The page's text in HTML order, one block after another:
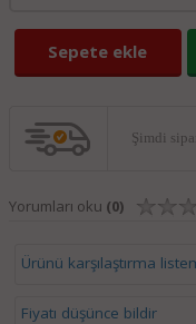
Sepete ekle
Şimdi
Yorumları oku (0)
Ürünü karşılaştırma
Fiyatı düşünce bildir